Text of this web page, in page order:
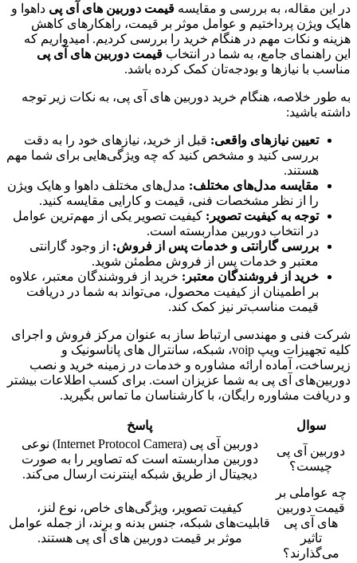
در این مقاله، به بررسی و مقایسه قیمت دوربین های آی پی داهوا و
هایک ویژن پرداختیم و عوامل موثر بر قیمت، راهکارهای کاهش
هزینه و نکات مهم در هنگام خرید را بررسی کردیم. امیدواریم که
این راهنمای جامع، به شما در انتخاب قیمت دوربین های آی پی
مناسب با نیازها و بودجه‌تان کمک کرده باشد.
به طور خلاصه، هنگام خرید دوربین های آی پی، به نکات زیر توجه
داشته باشید:
تعیین نیازهای واقعی: قبل از خرید، نیازهای خود را به دقت
بررسی کنید و مشخص کنید که چه ویژگی‌هایی برای شما مهم
هستند.
مقایسه مدل‌های مختلف: مدل‌های مختلف داهوا و هایک ویژن
را از نظر مشخصات فنی، قیمت و کارایی مقایسه کنید.
توجه به کیفیت تصویر: کیفیت تصویر یکی از مهم‌ترین عوامل
در انتخاب دوربین مداربسته است.
بررسی گارانتی و خدمات پس از فروش: از وجود گارانتی
معتبر و خدمات پس از فروش مطمئن شوید.
خرید از فروشندگان معتبر: خرید از فروشندگان معتبر، علاوه
بر اطمینان از کیفیت محصول، می‌تواند به شما در دریافت
قیمت مناسب‌تر نیز کمک کند.
شرکت فنی و مهندسی ارتباط ساز به عنوان مرکز فروش و اجرای
کلیه تجهیزات ویپ voip، شبکه، سانترال های پاناسونیک و
زیرساخت، آماده ارائه مشاوره و خدمات در زمینه خرید و نصب
دوربین‌های آی پی به شما عزیزان است. برای کسب اطلاعات بیشتر
و دریافت مشاوره رایگان، با کارشناسان ما تماس بگیرید.
سوال
پاسخ
دوربین آی پی
چیست؟
دوربین آی پی (Internet Protocol Camera) نوعی
دوربین مداربسته است که تصاویر را به صورت
دیجیتال از طریق شبکه اینترنت ارسال می‌کند.
چه عواملی بر
قیمت دوربین
های آی پی
تاثیر
می‌گذارند؟
کیفیت تصویر، ویژگی‌های خاص، نوع لنز،
قابلیت‌های شبکه، جنس بدنه و برند، از جمله عوامل
موثر بر قیمت دوربین های آی پی هستند.